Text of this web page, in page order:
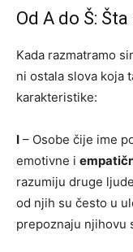
Od A do Š:
Kada razmatramo
ni ostala slova koja
karakteristike:
I – Osobe čije ime
emotivne i
razumiju druge
od njih su često u
prepoznaju njihovu